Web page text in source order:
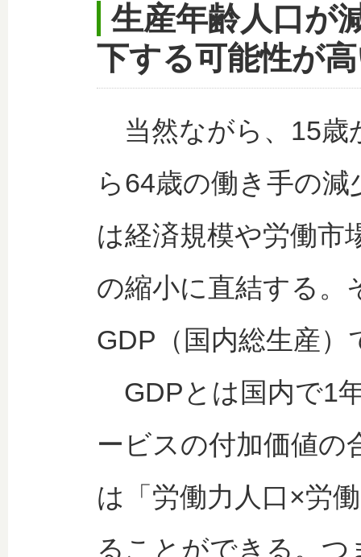
生産年齢人口が
下する可能性が
当然ながら、15歳
ら64歳の働き手の減
は経済規模や労働市
の縮小に直結する。
GDP（国内総生産
GDPとは国内で1
ービスの付加価値の
は「労働力人口×労
ることができる。